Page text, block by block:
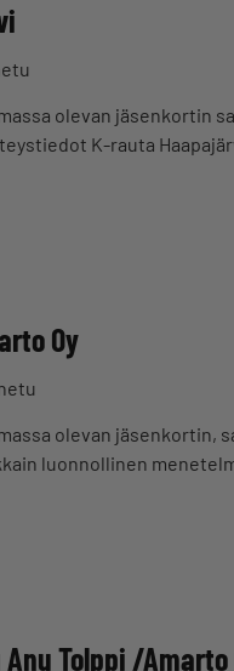
olevan jäsenkortin
K-rauta
Oy
olevan jäsenkortin,
luonnollinen
Tolppi /Amarto